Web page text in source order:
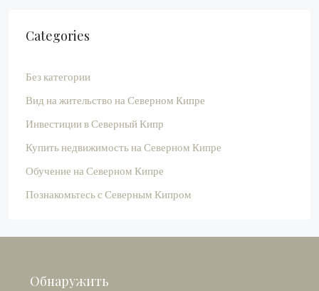
Categories
Без категории
Вид на жительство на Северном Кипре
Инвестиции в Северный Кипр
Купить недвижимость на Северном Кипре
Обучение на Северном Кипре
Познакомьтесь с Северным Кипром
Обнаружить